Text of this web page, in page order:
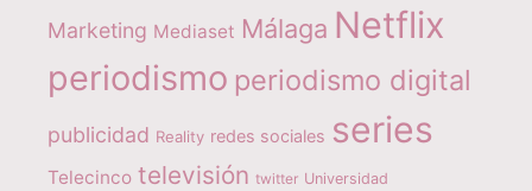
Marketing Mediaset Málaga Netflix
periodismo periodismo digital
publicidad Reality redes sociales series
Telecinco televisión twitter Universidad